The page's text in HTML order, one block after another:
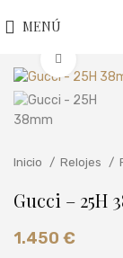
MENÚ
Inicio Relojes
Gucci – 25H
1.450 €